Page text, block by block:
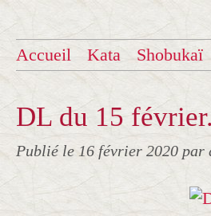
Accueil Kata Shobukaï
DL du 15
Publié le 16 février 2020 par